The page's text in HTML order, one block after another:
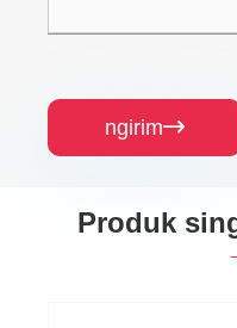
ngirim
Produk